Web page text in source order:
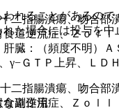
二指腸潰瘍、吻合部
道逆流症、Ｚｏｌｌ
臓：（頻度不明）Ａ
γ−ＧＴＰ上昇、ＬＤＨ
二指腸潰瘍、吻合部
道逆流症、Ｚｏｌｌ
れることがあるので
れた場合には投与を
副作用